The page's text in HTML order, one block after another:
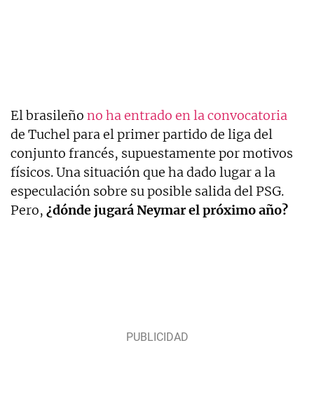
El brasileño no ha entrado en la convocatoria
de Tuchel para el primer partido de liga del
conjunto francés, supuestamente por motivos
físicos. Una situación que ha dado lugar a la
especulación sobre su posible salida del PSG.
Pero, ¿dónde jugará Neymar el próximo año?